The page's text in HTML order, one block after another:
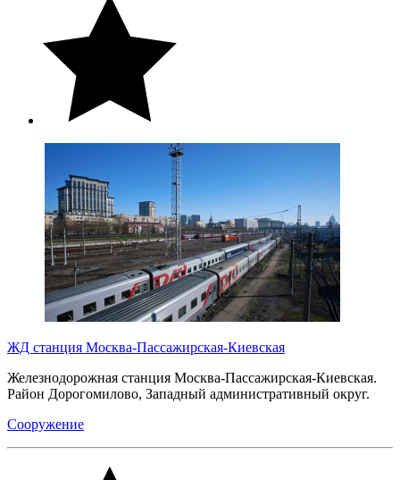
ЖД станция Москва-Пассажирская-Киевская
Железнодорожная станция Москва-Пассажирская-Киевская.
Район Дорогомилово, Западный административный округ.
Сооружение